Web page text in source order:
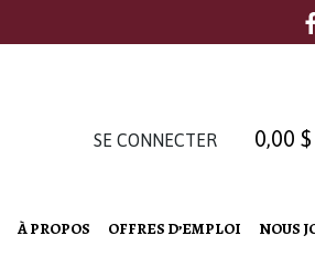
SE CONNECTER 0,00 $
À PROPOS OFFRES D’EMPLOI NOUS